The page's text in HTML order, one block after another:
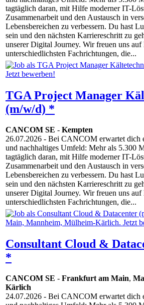
tagtäglich daran, mit Hilfe moderner IT-
Zusammenarbeit und den Austausch in
Lebensbereichen zu verbessern. Du hast
sein und den nächsten Karriereschritt zu
unserer Digital Journey. Wir freuen uns auf
unterschiedlichsten Fachrichtungen, die...
TGA Project Manager
(m/w/d) *
CANCOM SE - Kempten
26.07.2026 - Bei CANCOM erwartet dich
und nachhaltiges Umfeld: Mehr als 5.300
tagtäglich daran, mit Hilfe moderner IT-
Zusammenarbeit und den Austausch in
Lebensbereichen zu verbessern. Du hast
sein und den nächsten Karriereschritt zu
unserer Digital Journey. Wir freuen uns auf
unterschiedlichsten Fachrichtungen, die...
Consultant Cloud &
*
CANCOM SE - Frankfurt am Main,
Kärlich
24.07.2026 - Bei CANCOM erwartet dich